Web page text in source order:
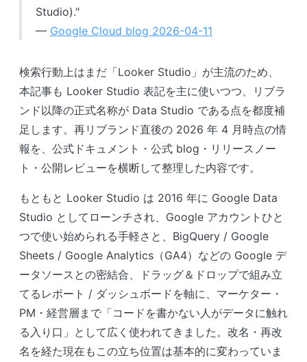
Studio)."
— Google Cloud blog 2026-04-11
検索行動上はまだ「Looker Studio」が主流のため、
本記事も Looker Studio 表記を主に使いつつ、リブラ
ンド以降の正式名称が Data Studio である点を都度補
足します。再リブランド直後の 2026 年 4 月時点の情
報を、公式ドキュメント・公式 blog・リリースノー
ト・公開レビューを横断して整理した内容です。
もともと Looker Studio は 2016 年に Google Data
Studio としてローンチされ、Google アカウントひと
つで使い始められる手軽さと、BigQuery / Google
Sheets / Google Analytics（GA4）などの Google デ
ータソースとの密結合、ドラッグ＆ドロップで組み立
てるレポート / ダッシュボードを軸に、マーケター・
PM・経営層まで「コードを書かない人がデータに触れ
る入り口」として広く使われてきました。改名・再改
名を経た現在もこの立ち位置は基本的に変わっていま